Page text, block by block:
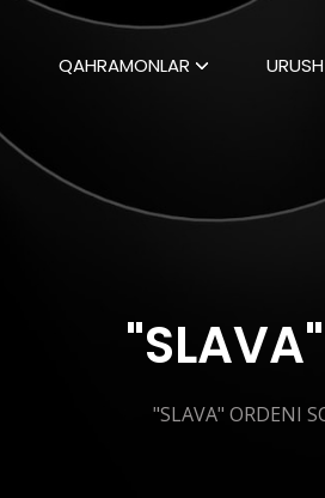
QAHRAMONLAR
"SLAVA" ORDENI